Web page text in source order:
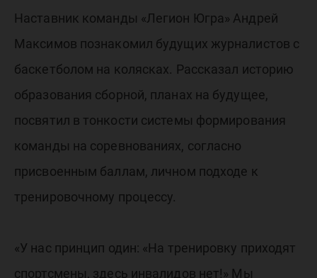
Наставник команды «Легион Югра» Андрей
Максимов познакомил будущих журналистов с
баскетболом на колясках. Рассказал историю
образования сборной, планах на будущее,
посвятил в тонкости системы формирования
команды на соревнованиях, согласно
присвоенным баллам, личном подходе к
тренировочному процессу.
«У нас принцип один: «На тренировку приходят
спортсмены, здесь инвалидов нет!» Мы